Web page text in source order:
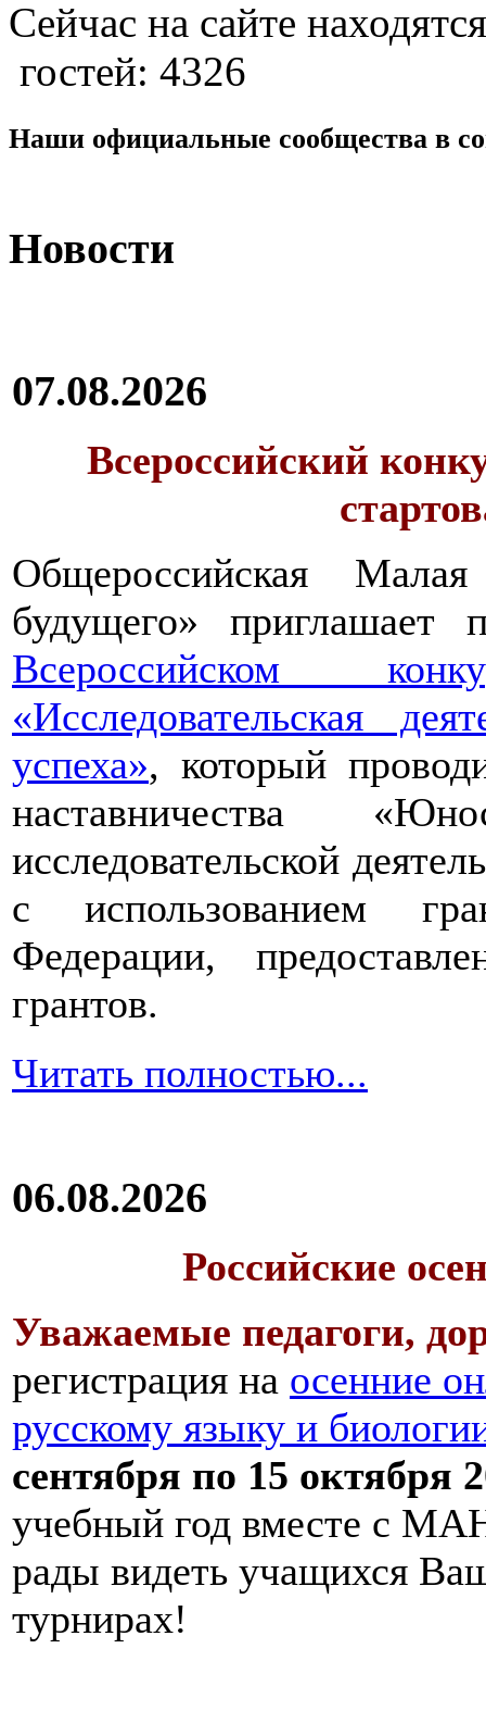
Сейчас на сайте
гостей: 4326
Наши официальные сообщества в
Новости
07.08.2026
Всероссийский
Общероссийская
будущего» приглашает
Всероссийском
«Исследовательская
успеха», который
наставничества
исследовательской
с использованием
Федерации,
грантов.
Читать полностью...
06.08.2026
Российские
Уважаемые педагоги,
регистрация на осенние
русскому языку и
сентября по 15 октября
учебный год вместе с
рады видеть учащихся
турнирах!